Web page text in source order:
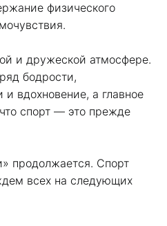
физического
и дружеской атмосфере.
бодрости,
вдохновение, а главное
спорт — это прежде
продолжается. Спорт
всех на следующих